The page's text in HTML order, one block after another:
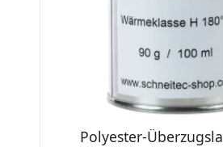
Polyester-